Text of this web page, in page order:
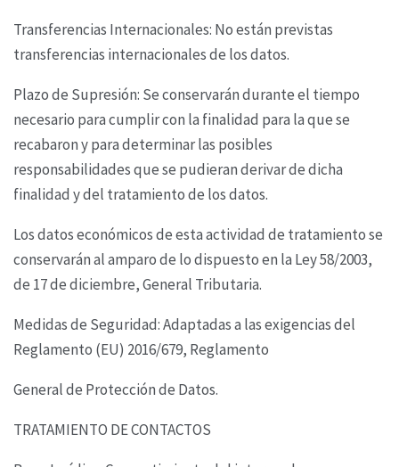
Transferencias Internacionales: No están previstas
transferencias internacionales de los datos.
Plazo de Supresión: Se conservarán durante el tiempo
necesario para cumplir con la finalidad para la que se
recabaron y para determinar las posibles
responsabilidades que se pudieran derivarde dicha
finalidad y del tratamiento de los datos.
Los datos económicos de esta actividad de tratamiento se
conservarán al amparo de lo dispuestoen la Ley 58/2003,
de 17 de diciembre, General Tributaria.
Medidas de Seguridad: Adaptadas a las exigencias del
Reglamento (EU) 2016/679, Reglamento
General de Protección de Datos.
TRATAMIENTO DE CONTACTOS